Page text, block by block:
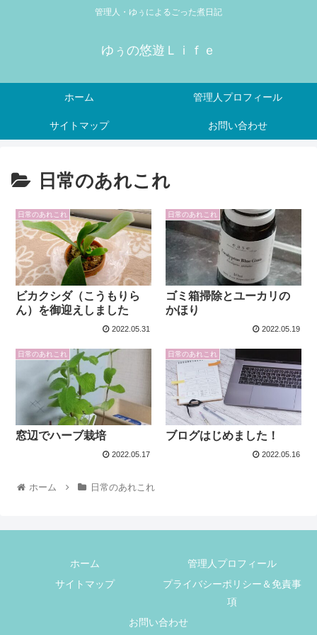
管理人・ゆぅによるごった煮日記
ゆぅの悠遊Ｌｉｆｅ
ホーム 管理人プロフィール
サイトマップ お問い合わせ
日常のあれこれ
日常のあれこれ
ビカクシダ（こうもりら
ん）を御迎えしました
2022.05.31
日常のあれこれ
ゴミ箱掃除とユーカリの
かほり
2022.05.19
日常のあれこれ
窓辺でハーブ栽培
2022.05.17
日常のあれこれ
ブログはじめました！
2022.05.16
ホーム 日常のあれこれ
ホーム
管理人プロフィール
サイトマップ
プライバシーポリシー＆免責事
項
お問い合わせ